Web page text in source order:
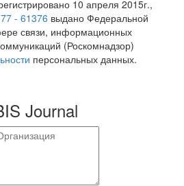
10 апреля 2015г.,
- 61376 выдано Федеральной
связи, информационных
(Роскомнадзор)
персональных данных.
Journal